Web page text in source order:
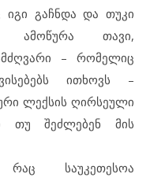
იგი გაჩნდა და თუკი
ამოწურა თავი,
– რომელიც
ითხოვს –
ლექსის ღირსეული
თუ შეძლებენ მის
საუკეთესოა